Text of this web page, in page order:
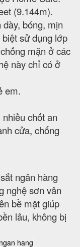
(9.144m).
bóng, mịn
sử dụng lớp
mặn ở các
này chỉ có ở
em.
chốt an
cửa, chống
ngân hàng
nghệ sơn vân
bề mặt giúp
lâu, không bị